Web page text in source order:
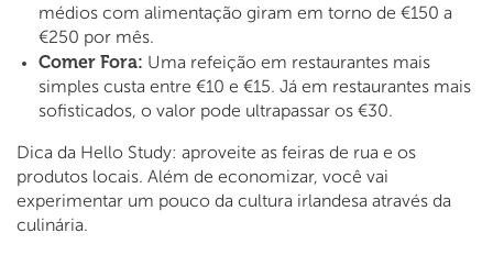
médios com alimentação giram em torno de €150 a
€250 por mês.
Comer Fora: Uma refeição em restaurantes mais
simples custa entre €10 e €15. Já em restaurantes mais
sofisticados, o valor pode ultrapassar os €30.
Dica da Hello Study: aproveite as feiras de rua e os
produtos locais. Além de economizar, você vai
experimentar um pouco da cultura irlandesa através da
culinária.